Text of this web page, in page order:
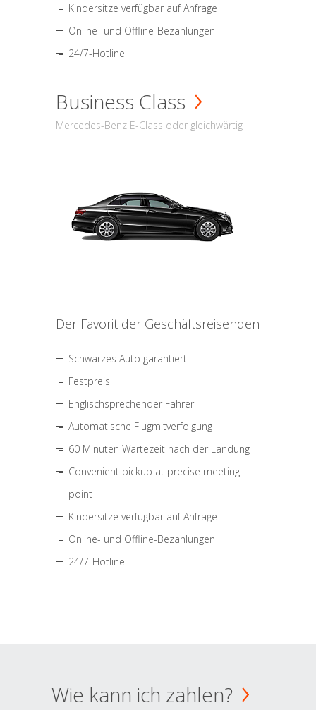
Kindersitze verfügbar auf Anfrage
Online- und Offline-Bezahlungen
24/7-Hotline
Business Class
Mercedes-Benz E-Class oder gleichwärtig
Der Favorit der Geschäftsreisenden
Schwarzes Auto garantiert
Festpreis
Englischsprechender Fahrer
Automatische Flugmitverfolgung
60 Minuten Wartezeit nach der Landung
Convenient pickup at precise meeting
point
Kindersitze verfügbar auf Anfrage
Online- und Offline-Bezahlungen
24/7-Hotline
Wie kann ich zahlen?